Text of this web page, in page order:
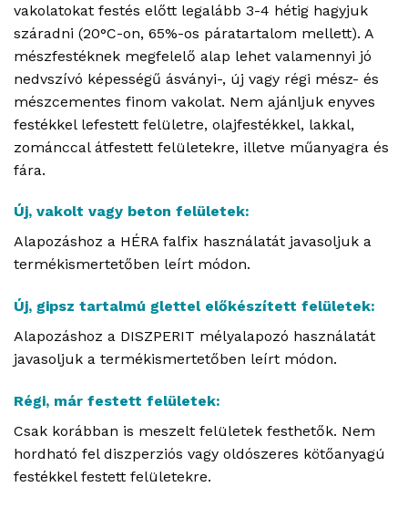
vakolatokat festés előtt legalább 3-4 hétig hagyjuk
száradni (20°C-on, 65%-os páratartalom mellett). A
mészfestéknek megfelelő alap lehet valamennyi jó
nedvszívó képességű ásványi-, új vagy régi mész- és
mészcementes finom vakolat. Nem ajánljuk enyves
festékkel lefestett felületre, olajfestékkel, lakkal,
zománccal átfestett felületekre, illetve műanyagra és
fára.
Új, vakolt vagy beton felületek:
Alapozáshoz a HÉRA falfix használatát javasoljuk a
termékismertetőben leírt módon.
Új, gipsz tartalmú glettel előkészített felületek:
Alapozáshoz a DISZPERIT mélyalapozó használatát
javasoljuk a termékismertetőben leírt módon.
Régi, már festett felületek:
Csak korábban is meszelt felületek festhetők. Nem
hordható fel diszperziós vagy oldószeres kötőanyagú
festékkel festett felületekre.